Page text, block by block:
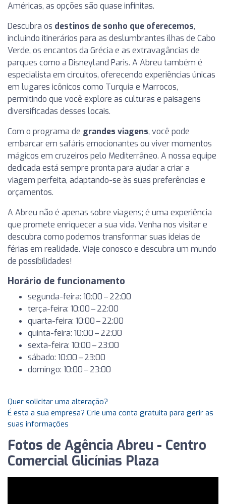
Américas, as opções são quase infinitas.
Descubra os destinos de sonho que oferecemos,
incluindo itinerários para as deslumbrantes ilhas de Cabo
Verde, os encantos da Grécia e as extravagâncias de
parques como a Disneyland Paris. A Abreu também é
especialista em circuitos, oferecendo experiências únicas
em lugares icônicos como Turquia e Marrocos,
permitindo que você explore as culturas e paisagens
diversificadas desses locais.
Com o programa de grandes viagens, você pode
embarcar em safáris emocionantes ou viver momentos
mágicos em cruzeiros pelo Mediterrâneo. A nossa equipe
dedicada está sempre pronta para ajudar a criar a
viagem perfeita, adaptando-se às suas preferências e
orçamentos.
A Abreu não é apenas sobre viagens; é uma experiência
que promete enriquecer a sua vida. Venha nos visitar e
descubra como podemos transformar suas ideias de
férias em realidade. Viaje conosco e descubra um mundo
de possibilidades!
Horário de funcionamento
segunda-feira: 10:00 – 22:00
terça-feira: 10:00 – 22:00
quarta-feira: 10:00 – 22:00
quinta-feira: 10:00 – 22:00
sexta-feira: 10:00 – 23:00
sábado: 10:00 – 23:00
domingo: 10:00 – 23:00
Quer solicitar uma alteração?
É esta a sua empresa? Crie uma conta gratuita para gerir as
suas informações
Fotos de Agência Abreu - Centro
Comercial Glicínias Plaza